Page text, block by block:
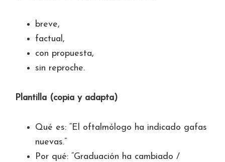
breve,
factual,
con propuesta,
sin reproche.
Plantilla (copia y adapta)
Qué es: “El oftalmólogo ha indicado gafas
nuevas.”
Por qué: “Graduación ha cambiado /